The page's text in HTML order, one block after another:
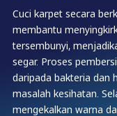
Cuci karpet secara
membantu
tersembunyi,
segar. Proses
daripada bakteria dan
masalah kesihatan.
mengekalkan warna